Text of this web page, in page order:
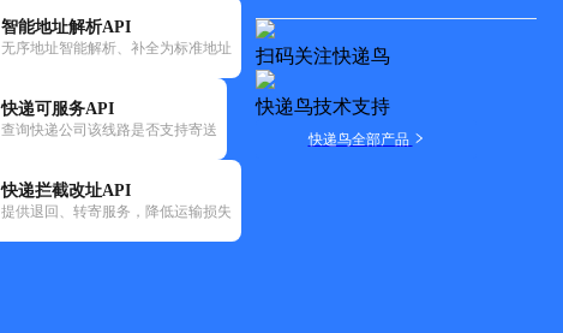
智能地址解析API
无序地址智能解析、补全为标准地址
快递可服务API
查询快递公司该线路是否支持寄送
快递拦截改址API
提供退回、转寄服务，降低运输损失
扫码关注快递鸟
快递鸟技术支持
快递鸟全部产品